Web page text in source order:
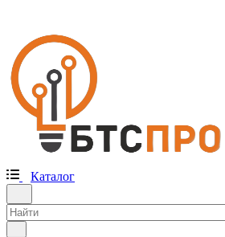
Каталог